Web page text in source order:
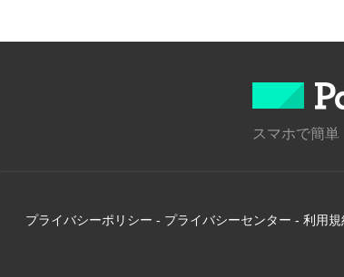
スマホで簡
プライバシーポリシー - プライバシーセンター - 利用規